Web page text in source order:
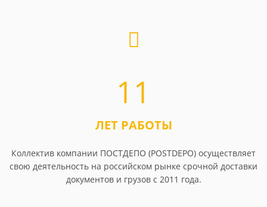
11
ЛЕТ РАБОТЫ
Коллектив компании ПОСТДЕПО (POSTDEPO) осуществляет
свою деятельность на российском рынке срочной доставки
документов и грузов с 2011 года.